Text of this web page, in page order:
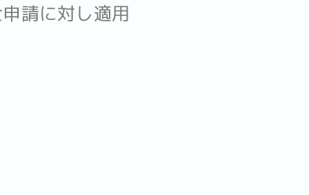
請に対し適用